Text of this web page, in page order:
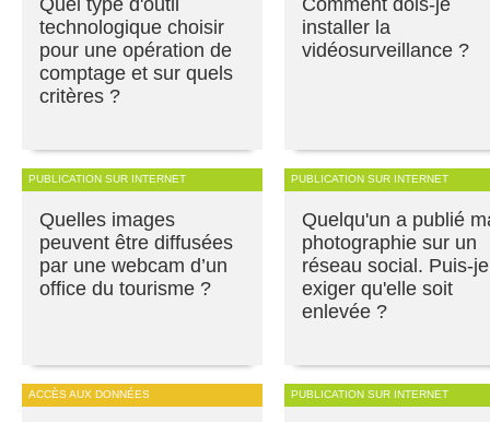
technologique choisir
pour une opération de
comptage et sur quels
critères ?
installer la
vidéosurveillance ?
PUBLICATION SUR INTERNET
Quelles images
peuvent être diffusées
par une webcam d’un
office du tourisme ?
PUBLICATION SUR INTERNET
Quelqu'un a publié
photographie sur un
réseau social. Puis-je
exiger qu'elle soit
enlevée ?
ACCÈS AUX DONNÉES PUBLICATION SUR INTERNET